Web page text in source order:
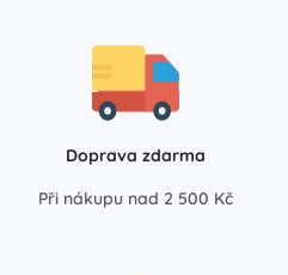
Doprava zdarma
Při nákupu nad 2 500 Kč